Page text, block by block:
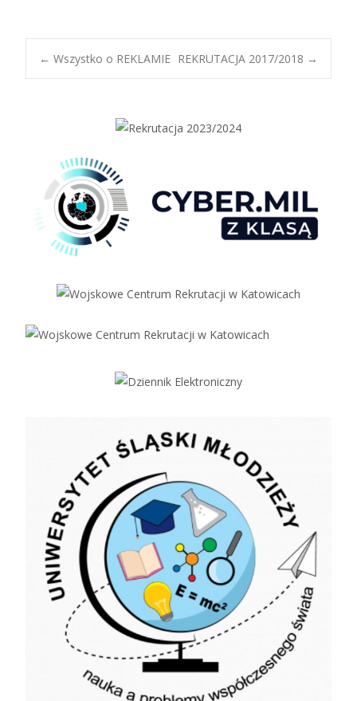
Post
navigation
← Wszystko o REKLAMIE REKRUTACJA 2017/2018 →